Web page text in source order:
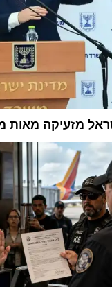
מזעיקה מאות